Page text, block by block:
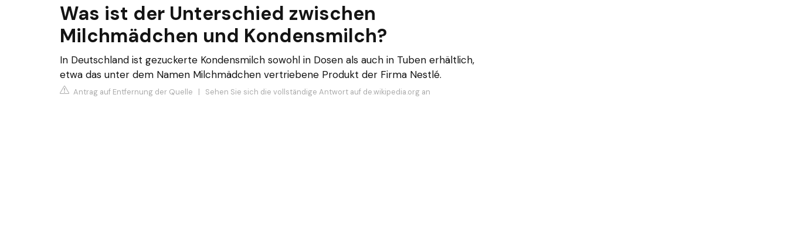
Was ist der Unterschied zwischen
Milchmädchen und Kondensmilch?
In Deutschland ist gezuckerte Kondensmilch sowohl in Dosen als auch in Tuben erhältlich,
etwa das unter dem Namen Milchmädchen vertriebene Produkt der Firma Nestlé.
Antrag auf Entfernung der Quelle | Sehen Sie sich die vollständige Antwort auf de.wikipedia.org an